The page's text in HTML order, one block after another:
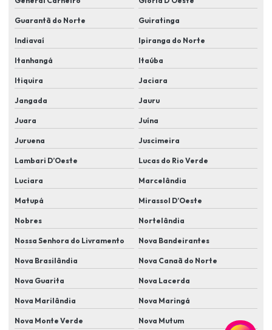
Instalação de câmeras de segurança em condomínios
Instalação de cameras de segurança residencial
Instalação de câmeras de videomonitoramento
Instalação de câmeras wifi
Instalação de cftv
Instalação de controle de acesso
Instalação elétrica alarme residencial
Instalação de eletroímã
Instalação de segurança eletrônica cftv
Instalação de sensores de abertura de portas e janelas
Instalação de sensores antiesmagamento em portões automáticos
Instalação de sensores de movimento
Instalação de sensores de presença e iluminação automatizada
Guarantã do Norte Guiratinga
Indiavaí Ipiranga do Norte
Itanhangá Itaúba
Itiquira Jaciara
Jangada Jauru
Juara Juína
Juruena Juscimeira
Lambari D’Oeste Lucas do Rio Verde
Luciara Marcelândia
Matupá Mirassol D’Oeste
Nobres Nortelândia
Nossa Senhora do Livramento Nova Bandeirantes
Nova Brasilândia Nova Canaã do Norte
Nova Guarita Nova Lacerda
Nova Marilândia Nova Maringá
Nova Monte Verde Nova Mutum